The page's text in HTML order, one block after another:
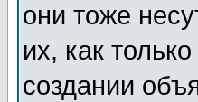
они тоже
их, как
создании